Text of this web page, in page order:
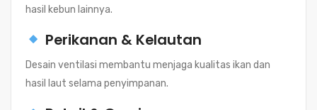
hasil kebun lainnya.
Perikanan & Kelautan
Desain ventilasi membantu menjaga kualitas ikan dan
hasil laut selama penyimpanan.